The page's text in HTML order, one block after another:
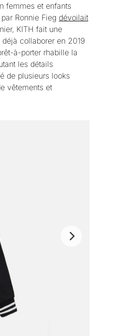
femmes et enfants
Ronnie Fieg dévoilait
KITH fait une
collaborer en 2019
à-porter rhabille la
les détails
de plusieurs looks
vêtements et